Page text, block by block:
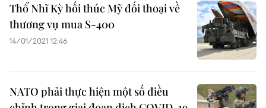
Thổ Nhĩ Kỳ hối thúc Mỹ đối thoại về
thương vụ mua S-400
14/01/2021 12:46
NATO phải thực hiện một số điều